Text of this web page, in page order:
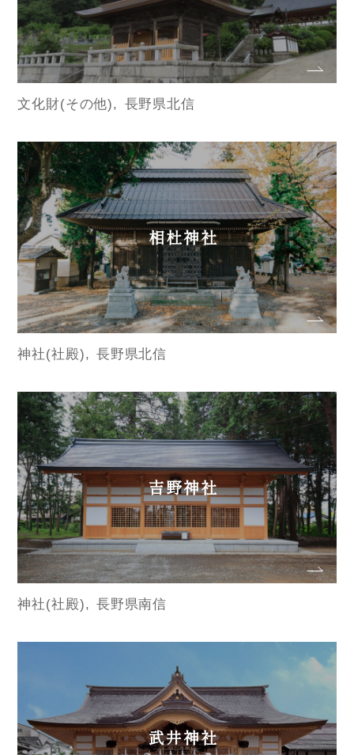
文化財(その他) 長野県北信
相杜神社
神社(社殿) 長野県北信
吉野神社
神社(社殿) 長野県南信
武井神社